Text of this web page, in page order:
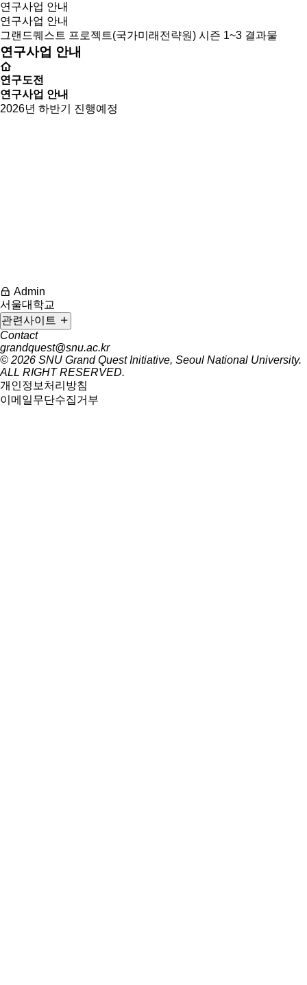
연구사업 안내
연구사업 안내
그랜드퀘스트 프로젝트(국가미래전략원) 시즌 1~3 결과물
연구사업 안내
연구도전
연구사업 안내
2026년 하반기 진행예정
Admin
서울대학교
관련사이트
Contact
grandquest@snu.ac.kr
© 2026 SNU Grand Quest Initiative, Seoul National University.
ALL RIGHT RESERVED.
개인정보처리방침
이메일무단수집거부